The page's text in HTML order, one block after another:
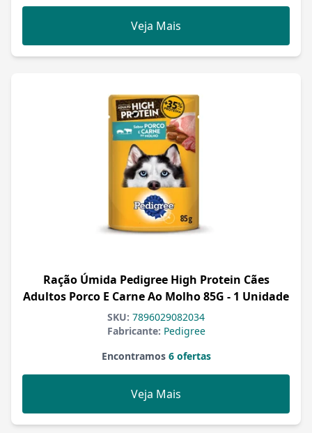
Veja Mais
Ração Úmida Pedigree High Protein Cães
Adultos Porco E Carne Ao Molho 85G - 1 Unidade
SKU: 7896029082034
Fabricante: Pedigree
Encontramos6 ofertas
Veja Mais